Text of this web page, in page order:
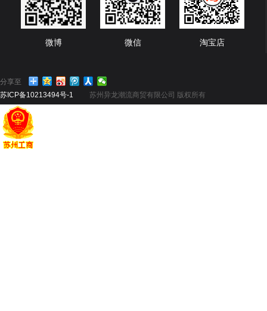
微博 微信 淘宝店
分享至
苏ICP备10213494号-1
苏州异龙潮流商贸有限公司 版权所有